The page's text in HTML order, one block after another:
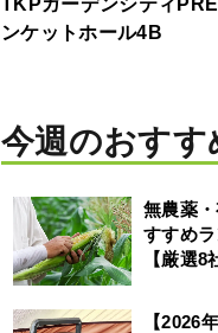
TKPガーデンシティ
ンケットホール4B
今週のおすす
無農薬
すすめ
【厳選8
【2026